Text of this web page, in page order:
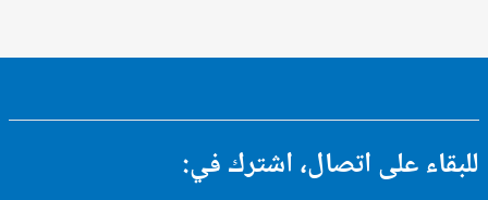
على اتصال، اشترك في: